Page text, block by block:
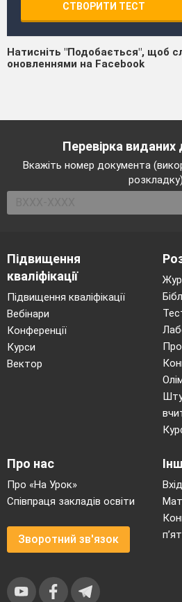
СТВОРИТИ ТЕСТ
Натисніть "Подобається", щоб
оновленнями на Facebook
Перевірка виданих
Вкажіть номер документа
розкладку)
Підвищення
кваліфікації
Підвищення кваліфікації
Вебінари
Конференції
Курси
Вектор
Про нас
Про «На Урок»
Співпраця закладів освіти
Зворотний зв'язок